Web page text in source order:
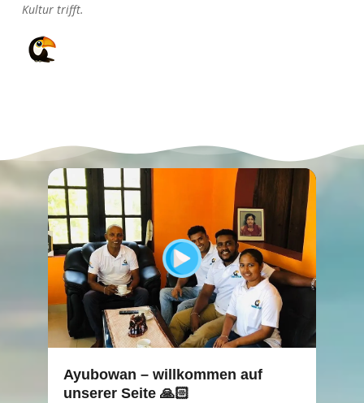
Kultur trifft.
Ayubowan – willkommen auf
unserer Seite 🙏🏻